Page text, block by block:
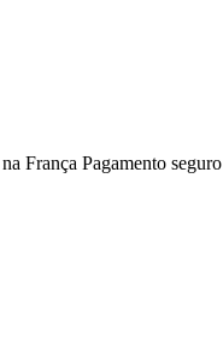
França Pagamento seguro